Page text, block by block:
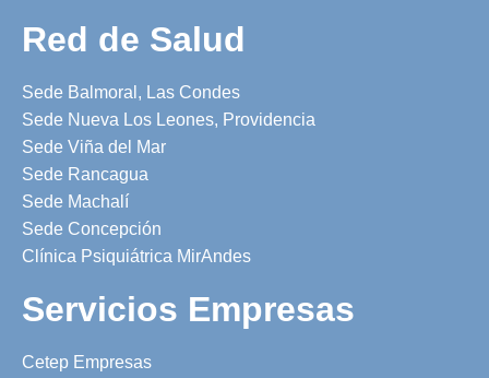
Red de Salud
Sede Balmoral, Las Condes
Sede Nueva Los Leones, Providencia
Sede Viña del Mar
Sede Rancagua
Sede Machalí
Sede Concepción
Clínica Psiquiátrica MirAndes
Servicios Empresas
Cetep Empresas